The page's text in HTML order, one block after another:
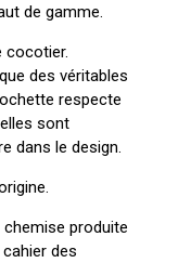
de gamme.
cocotier.
des véritables
respecte
sont
dans le design.
produite
des